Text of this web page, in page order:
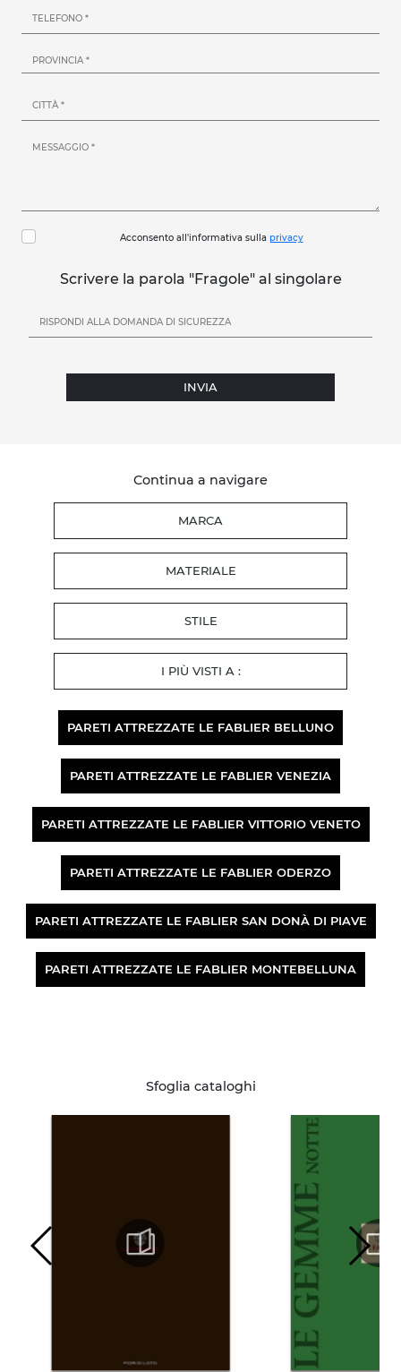
Acconsento all'informativa sulla privacy
Scrivere la parola "Fragole" al singolare
INVIA
Continua a navigare
MARCA
MATERIALE
STILE
I PIÙ VISTI A :
PARETI ATTREZZATE LE FABLIER BELLUNO
PARETI ATTREZZATE LE FABLIER VENEZIA
PARETI ATTREZZATE LE FABLIER VITTORIO VENETO
PARETI ATTREZZATE LE FABLIER ODERZO
PARETI ATTREZZATE LE FABLIER SAN DONÀ DI PIAVE
PARETI ATTREZZATE LE FABLIER MONTEBELLUNA
Sfoglia cataloghi